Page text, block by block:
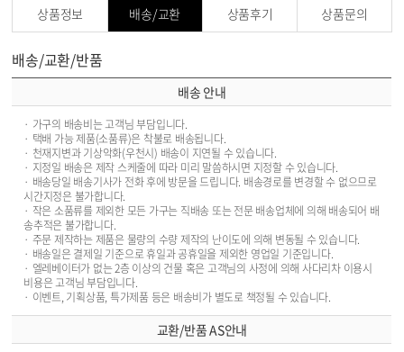
상품정보 배송/교환 상품후기 상품문의
배송/교환/반품
배송 안내
· 가구의 배송비는 고객님 부담입니다.
· 택배 가능 제품(소품류)은 착불로 배송됩니다.
· 천재지변과 기상악화(우천시) 배송이 지연될 수 있습니다.
· 지정일 배송은 제작 스케줄에 따라 미리 말씀하시면 지정할 수 있습니다.
· 배송당일 배송기사가 전화 후에 방문을 드립니다. 배송경로를 변경할 수 없으므로
시간지정은 불가합니다.
· 작은 소품류를 제외한 모든 가구는 직배송 또는 전문 배송업체에 의해 배송되어 배
송추적은 불가합니다.
· 주문 제작하는 제품은 물량의 수량 제작의 난이도에 의해 변동될 수 있습니다.
· 배송일은 결제일 기준으로 휴일과 공휴일을 제외한 영업일 기준입니다.
· 엘레베이터가 없는 2층 이상의 건물 혹은 고객님의 사정에 의해 사다리차 이용시
비용은 고객님 부담입니다.
· 이벤트, 기획상품, 특가제품 등은 배송비가 별도로 책정될 수 있습니다.
교환/반품 AS안내